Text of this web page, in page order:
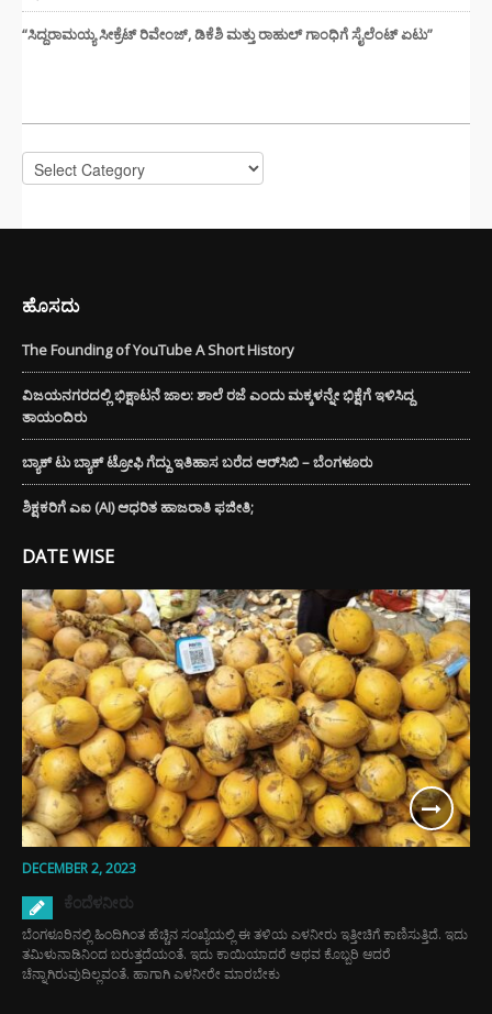
“ಸಿದ್ದರಾಮಯ್ಯ ಸೀಕ್ರೆಟ್ ರಿವೇಂಜ್‌, ಡಿಕೆಶಿ ಮತ್ತು ರಾಹುಲ್‌ ಗಾಂಧಿಗೆ ಸೈಲೆಂಟ್ ಏಟು”
Categories
ಹೊಸದು
The Founding of YouTube A Short History
ವಿಜಯನಗರದಲ್ಲಿ ಭಿಕ್ಷಾಟನೆ ಜಾಲ: ಶಾಲೆ ರಜೆ ಎಂದು ಮಕ್ಕಳನ್ನೇ ಭಿಕ್ಷೆಗೆ ಇಳಿಸಿದ್ದ
ತಾಯಂದಿರು
ಬ್ಯಾಕ್ ಟು ಬ್ಯಾಕ್ ಟ್ರೋಫಿ ಗೆದ್ದು ಇತಿಹಾಸ ಬರೆದ ಆರ್‌ಸಿಬಿ – ಬೆಂಗಳೂರು
ಶಿಕ್ಷಕರಿಗೆ ಎಐ (AI) ಆಧರಿತ ಹಾಜರಾತಿ ಫಜೀತಿ;
DATE WISE
DECEMBER 2, 2023
ಕೆಂದೆಳನೀರು
ಬೆಂಗಳೂರಿನಲ್ಲಿ ಹಿಂದಿಗಿಂತ ಹೆಚ್ಚಿನ ಸಂಖ್ಯೆಯಲ್ಲಿ ಈ ತಳಿಯ ಎಳನೀರು ಇತ್ತೀಚಿಗೆ ಕಾಣಿಸುತ್ತಿದೆ. ಇದು
ತಮಿಳುನಾಡಿನಿಂದ ಬರುತ್ತದೆಯಂತೆ. ಇದು ಕಾಯಿಯಾದರೆ ಅಥವ ಕೊಬ್ಬರಿ ಆದರೆ
ಚೆನ್ನಾಗಿರುವುದಿಲ್ಲವಂತೆ. ಹಾಗಾಗಿ ಎಳನೀರೇ ಮಾರಬೇಕು